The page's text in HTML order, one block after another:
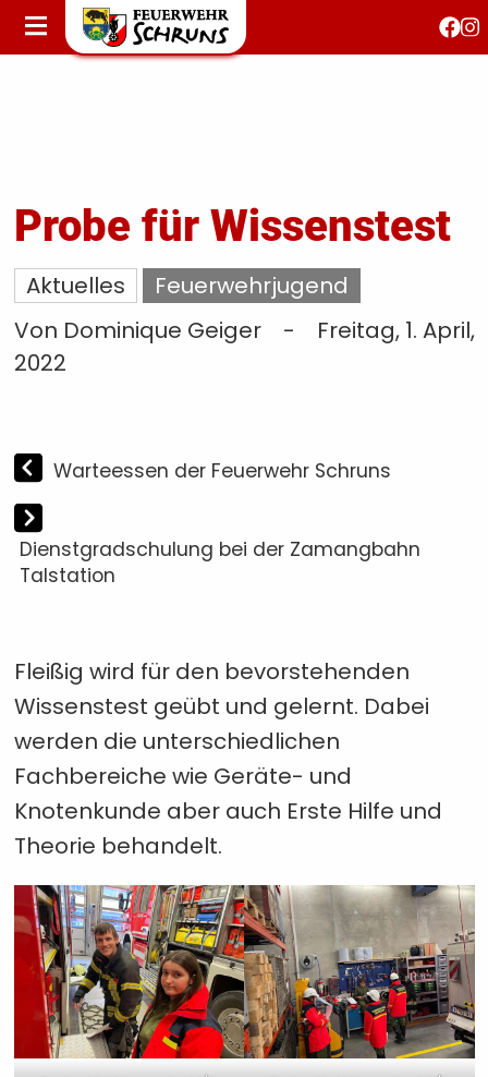
STARTSEITE
AKTUELLES
Probe für Wissenstest
Aktuelles
Feuerwehrjugend
Von Dominique Geiger
-
Freitag, 1. April,
2022
Warteessen der Feuerwehr Schruns
Dienstgradschulung bei der Zamangbahn
Talstation
Fleißig wird für den bevorstehenden
Wissenstest geübt und gelernt. Dabei
werden die unterschiedlichen
Fachbereiche wie Geräte- und
Knotenkunde aber auch Erste Hilfe und
Theorie behandelt.